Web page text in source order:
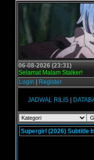
06-08-2026 (23:31)
Selamat Malam Stalker!
Login
Register
JADWAL RILIS|
Supergirl (2026) Subtitle